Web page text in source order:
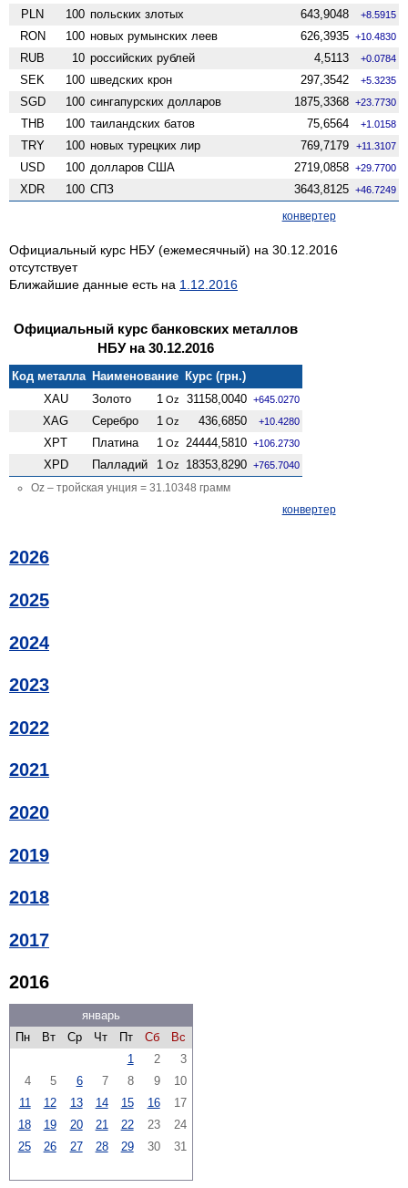
PLN 100 польских злотых 643,9048 +8.5915
RON 100 новых румынских леев 626,3935 +10.4830
RUB 10 российских рублей 4,5113 +0.0784
SEK 100 шведских крон 297,3542 +5.3235
SGD 100 сингапурских долларов 1875,3368 +23.7730
THB 100 таиландских батов 75,6564 +1.0158
TRY 100 новых турецких лир 769,7179 +11.3107
USD 100 долларов США 2719,0858 +29.7700
XDR 100 СПЗ 3643,8125 +46.7249
конвертер
Официальный курс НБУ (ежемесячный) на 30.12.2016
отсутствует
Ближайшие данные есть на 1.12.2016
Официальный курс банковских металлов
НБУ на 30.12.2016
Код металла Наименование Курс (грн.)
XAU
Золото 1 Oz 31158,0040 +645.0270
XAG Серебро 1 Oz 436,6850 +10.4280
XPT Платина 1 Oz 24444,5810 +106.2730
XPD Палладий 1 Oz 18353,8290 +765.7040
Oz – тройская унция = 31.10348 грамм
конвертер
2026
2025
2024
2023
2022
2021
2020
2019
2018
2017
2016
январь
Пн
Вт Ср Чт Пт Сб
Вс
1
2
3
4
5 6 7 8 9
10
11
12 13 14 15 16
17
18
19 20 21 22 23
24
25
26 27 28 29 30 31